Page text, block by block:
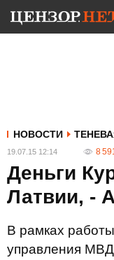
НОВОСТИ
19.07.15 12:14 8 591
Деньги
Латвии, -
В рамках
управления МВД